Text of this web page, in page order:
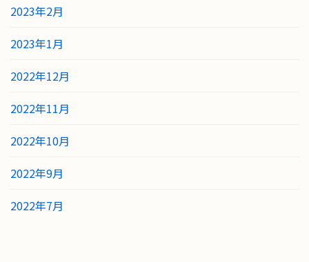
2023年2月
2023年1月
2022年12月
2022年11月
2022年10月
2022年9月
2022年7月